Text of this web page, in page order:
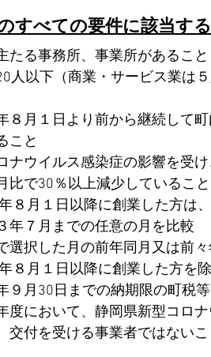
すべての要件に該当する
たる事務所、事業所があること
人以下（商業・サービス業は
８月１日より前から継続して
こと
ナウイルス感染症の影響を受
比で30％以上減少していること
１日以降に創業した方は、
年７月までの任意の月を比較
選択した月の前年同月又は前
１日以降に創業した方を除
９月30日までの納期限の町税
度において、静岡県新型コロ
交付を受ける事業者ではないこ